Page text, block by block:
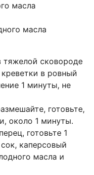
масла
масла
тяжелой сковороде
в ровный
1 минуты, не
готовьте,
около 1 минуты.
готовьте 1
каперсовый
масла и